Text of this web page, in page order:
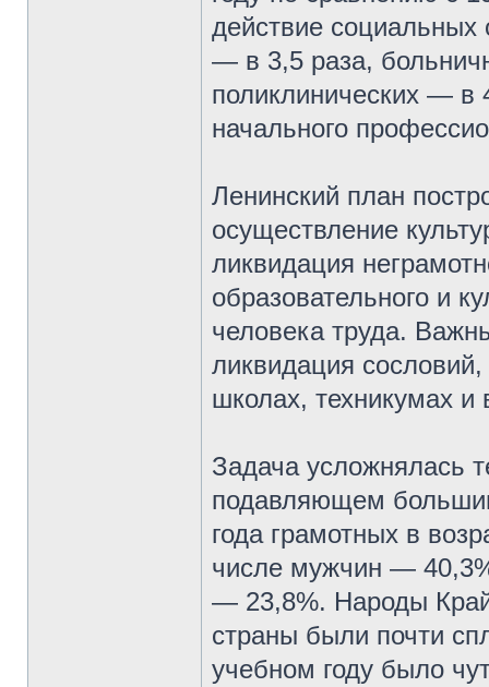
действие
— в 3,5 раза,
поликлинических — в
начального
Ленинский план
осуществление
ликвидация
образовательного и
человека труда.
ликвидация
школах, техникумах и
Задача усложнялась
подавляющем
года грамотных в
числе мужчин —
— 23,8%. Народы
страны были почти
учебном году было